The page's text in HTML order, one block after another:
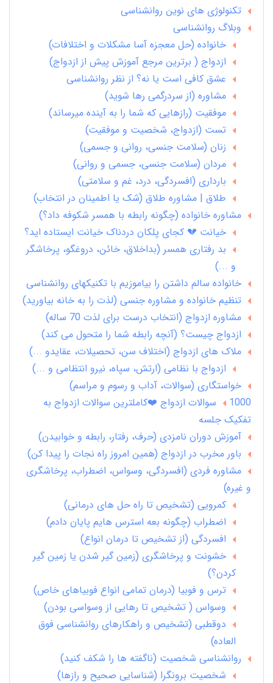
تکنولوژی های نوین روانشناسی
وبلاگ روانشناسی
خانواده (حل معجزه آسا مشکلات و اختلافات)
ازدواج ( برترین مرجع آموزش پیش از ازدواج)
عشق کافی است یا نه؟ از نظر روانشناسی
مشاوره (از سردرگمی رها شوید)
موفقیت (رازهایی که شما را به آینده میرساند)
تست (ازدواج، شخصیت و موفقیت)
زنان (سلامت جنسی، روانی و جسمی)
مردان (سلامت جنسی، جسمی و روانی)
بارداری (افسردگی، درد، غم و سلامتی)
طلاق | مشاوره طلاق (شک یا اطمینان در انتخاب)
مشاوره خانواده (چگونه رابطه با همسر شکوفه داد؟)
خیانت 💔 کجای پلکان دردناک خیانت ایستاده اید؟
بد رفتاری همسر (بداخلاق، خائن، دروغگو، پرخاشگر
و ...)
خانواده سالم داشتن را بیاموزیم با تکنیکهای روانشناسی
تنظیم خانواده و مشاوره جنسی (لذت را به خانه بیاورید)
مشاوره ازدواج (انتخاب درست برای لذت 70 ساله)
ازدواج چیست؟ (آنچه رابطه شما را متحول می کند)
ملاک های ازدواج (اختلاف سن، تحصیلات، عقایدو ...)
ازدواج با نظامی (ارتش، سپاه، نیرو انتظامی و ...)
خواستگاری (سوالات، آداب و رسوم و مراسم)
1000 سوالات ازدواج ❤️کاملترین سوالات ازدواج به
تفکیک جلسه
آموزش دوران نامزدی (حرف، رفتار، رابطه و خوابیدن)
باور مخرب در ازدواج (همین امروز راه نجات را پیدا کن)
مشاوره فردی (افسردگی، وسواس، اضطراب، پرخاشگری
و غیره)
کمرویی (تشخیص تا راه حل های درمانی)
اضطراب (چگونه بعه استرس هایم پایان دادم)
افسردگی (از تشخیص تا درمان انواع)
خشونت و پرخاشگری (زمین گیر شدن یا زمین گیر
کردن؟)
ترس و فوبیا (درمان تمامی انواع فوبیاهای خاص)
وسواس ( تشخیص تا رهایی از وسواسی بودن)
دوقطبی (تشخیص و راهکارهای روانشناسی فوق
العاده)
روانشناسی شخصیت (ناگفته ها را شکف کنید)
شخصیت برونگرا (شناسایی صحیح و رازها)